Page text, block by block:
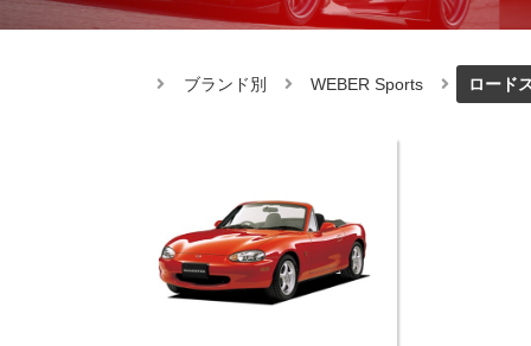
ブランド別 WEBER Sports ロード